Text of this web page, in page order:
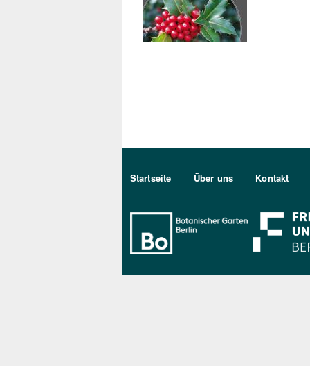
Sekundärmenu DE
Startseite Über uns Kontakt
Bo Berlin